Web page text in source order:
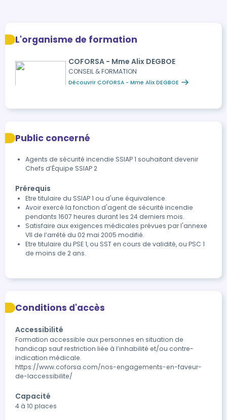
L'organisme de formation
COFORSA - Mme Alix DEGBOE
CONSEIL & FORMATION
Découvrir COFORSA - Mme Alix DEGBOE
Public concerné
Agents de sécurité incendie SSIAP 1 souhaitant devenir
Chefs d’Équipe SSIAP 2
Prérequis
Etre titulaire du SSIAP 1 ou d'une équivalence.
Avoir exercé la fonction d'agent de sécurité incendie
pendants 1607 heures durant les 24 derniers mois.
Satisfaire aux exigences médicales prévues par l'annexe
VII de l’arrêté du 02 mai 2005 modifié.
Etre titulaire du PSE 1, ou SST en cours de validité, ou PSC 1
de moins de 2 ans.
Conditions d'accès
Accessibilité
Formation accessible aux personnes en situation de
handicap sauf restriction liée à l’inhabilité et/ou contre-
indication médicale.
https://www.coforsa.com/nos-engagements-en-faveur-
de-laccessibilite/
Capacité
4 à 10 places